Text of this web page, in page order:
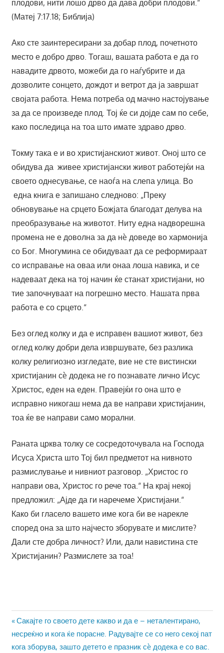
плодови, нити лошо дрво да дава добри плодови.“
(Матеј 7:17.18; Библија)
Ако сте заинтересирани за добар плод, почетното
место е добро дрво. Тогаш, вашата работа е да го
навадите дрвото, можеби да го наѓубрите и да
дозволите сонцето, дождот и ветрот да ја завршат
својата работа. Нема потреба од мачно настојување
за да се произведе плод. Тој ќе си дојде сам по себе,
како последица на тоа што имате здраво дрво.
Токму така е и во христијанскиот живот. Оној што се
обидува да живее христијански живот работејќи на
своето однесување, се наоѓа на слепа улица. Во
една книга е запишано следново: „Преку
обновување на срцето Божјата благодат делува на
преобразување на животот. Ниту една надворешна
промена не е доволна за да нè доведе во хармонија
со Бог. Многумина се обидуваат да се реформираат
со исправање на оваа или онаа лоша навика, и се
надеваат дека на тој начин ќе станат христијани, но
тие започнуваат на погрешно место. Нашата прва
работа е со срцето.“
Без оглед колку и да е исправен вашиот живот, без
оглед колку добри дела извршувате, без разлика
колку религиозно изгледате, вие не сте вистински
христијанин сè додека не го познавате лично Исус
Христос, еден на еден. Правејќи го она што е
исправно никогаш нема да ве направи христијанин,
тоа ќе ве направи само морални.
Раната црква толку се сосредоточувала на Господа
Исуса Христа што Тој бил предметот на нивното
размислување и нивниот разговор. „Христос го
направи ова, Христос го рече тоа.“ На крај некој
предложил: „Ајде да ги наречеме Христијани.“
Како би гласело вашето име кога би ве нарекле
според она за што најчесто зборувате и мислите?
Дали сте добра личност? Или, дали навистина сте
Христијанин? Размислете за тоа!
Навигација
на
Previous
Post:
Сакајте го своето дете какво и да е – неталентирано,
несреќно и кога ќе порасне. Радувајте се со него секој пат
кога зборува, зашто детето е празник сè додека е со вас.